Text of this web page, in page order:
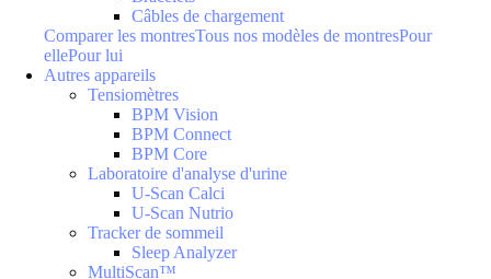
Câbles de chargement
Comparer les montresTous nos modèles de montresPour
ellePour lui
Autres appareils
Tensiomètres
BPM Vision
BPM Connect
BPM Core
Laboratoire d'analyse d'urine
U-Scan Calci
U-Scan Nutrio
Tracker de sommeil
Sleep Analyzer
MultiScan™